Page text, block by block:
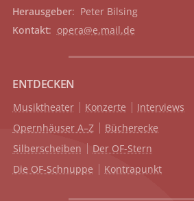
Herausgeber: Peter Bilsing
Kontakt: opera@e.mail.de
ENTDECKEN
Musiktheater Konzerte
Interviews
Opernhäuser A–Z
Bücherecke
Silberscheiben
Der OF-Stern
Die OF-Schnuppe
Kontrapunkt